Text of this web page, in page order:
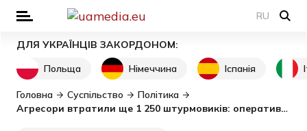
RU
ДЛЯ УКРАЇНЦІВ ЗАКОРДОНОМ:
Польща
Німеччина Іспанія
Головна Суспільство
Політика
Агресори втратили ще 1 250 штурмовиків: оперативне зведення Генштабу ЗСУ 3 липня